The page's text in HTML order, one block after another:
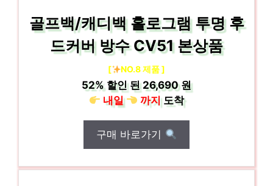
골프백/캐디백 홀로그램 투명 후
드커버 방수 CV51 본상품
[ NO.8 제품 ]
52%할인 된26,690 원
내일
까지도착
구매 바로가기